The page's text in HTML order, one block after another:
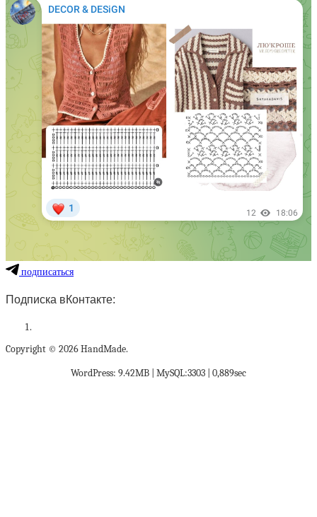
подписаться
Подписка вКонтакте:
Copyright © 2026 HandMade.
WordPress: 9.42MB | MySQL:3303 | 0,889sec